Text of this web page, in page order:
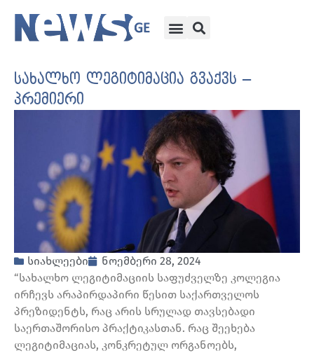
სახალხო ლეგიტიმაცია გვაქვს –
პრემიერი
სიახლეები
ნოემბერი 28, 2024
“სახალხო ლეგიტიმაციის საფუძველზე კოლეგია
ირჩევს არაპირდაპირი წესით საქართველოს
პრეზიდენტს, რაც არის სრულად თავსებადი
საერთაშორისო პრაქტიკასთან. რაც შეეხება
ლეგიტიმაციას, კონკრეტულ ორგანოებს,